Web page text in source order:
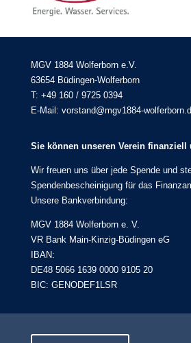
MGV 1884 Wolferborn e.V.
63654 Büdingen-Wolferborn
T: +49 160 / 9725 0394
E-Mail: vorstand@mgv1884-
Sie können unseren Verein finanziell
Wir freuen uns über jede Spende und
Spendenbescheinigung für das
Unsere Bankverbindung:
MGV 1884 Wolferborn e. V.
VR Bank Main-Kinzig-Büdingen eG
IBAN:
DE48 5066 1639 0000 9105 20
BIC: GENODEF1LSR